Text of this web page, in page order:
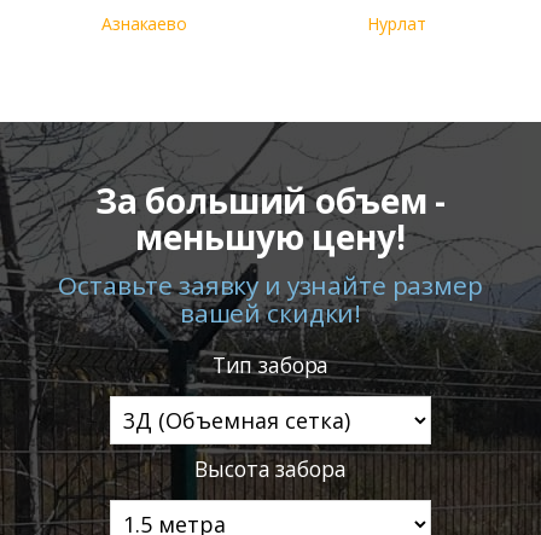
Азнакаево Нурлат
За больший объем -
меньшую цену!
Оставьте заявку и узнайте размер
вашей скидки!
Тип забора
Высота забора